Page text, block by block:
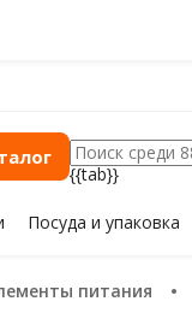
{{tab}}
Посуда и упаковка
питания